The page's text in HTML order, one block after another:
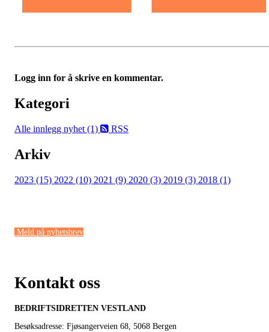
Logg inn for å skrive en kommentar.
Kategori
Alle innlegg nyhet (1) RSS
Arkiv
2023 (15) 2022 (10) 2021 (9) 2020 (3) 2019 (3) 2018 (1)
Meld på nyhetsbrev
Kontakt oss
BEDRIFTSIDRETTEN VESTLAND
Besøksadresse: Fjøsangerveien 68, 5068 Bergen